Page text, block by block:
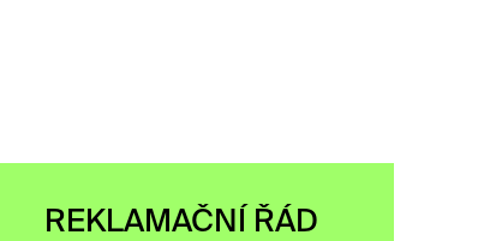
REKLAMAČNÍ ŘÁD